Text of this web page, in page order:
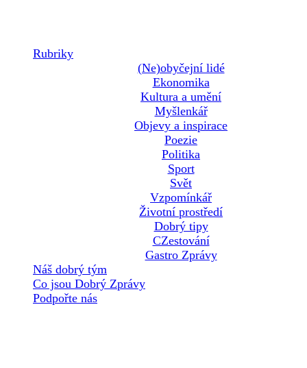
Rubriky
(Ne)obyčejní lidé
Ekonomika
Kultura a umění
Myšlenkář
Objevy a inspirace
Poezie
Politika
Sport
Svět
Vzpomínkář
Životní prostředí
Dobrý tipy
CZestování
Gastro Zprávy
Náš dobrý tým
Co jsou Dobrý Zprávy
Podpořte nás